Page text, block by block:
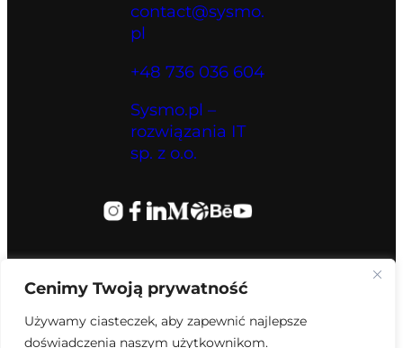
Cenimy Twoją prywatność
Używamy ciasteczek, aby zapewnić najlepsze
doświadczenia naszym użytkownikom.
contact@sysmo.
pl
+48 736 036 604
Sysmo.pl –
rozwiązania IT
sp. z o.o.